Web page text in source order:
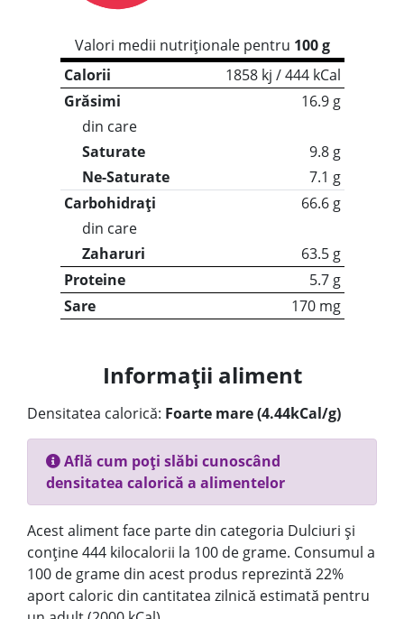
Valori medii nutriționale pentru 100 g
Calorii
1858 kj / 444 kCal
Grăsimi
16.9 g
din care
Saturate
9.8 g
Ne-Saturate
7.1 g
Carbohidrați
66.6 g
din care
Zaharuri
63.5 g
Proteine
5.7 g
Sare
170 mg
Informații aliment
Densitatea calorică: Foarte mare (4.44kCal/g)
Află cum poți slăbi cunoscând
densitatea calorică a alimentelor
Acest aliment face parte din categoria Dulciuri și
conține 444 kilocalorii la 100 de grame. Consumul a
100 de grame din acest produs reprezintă 22%
aport caloric din cantitatea zilnică estimată pentru